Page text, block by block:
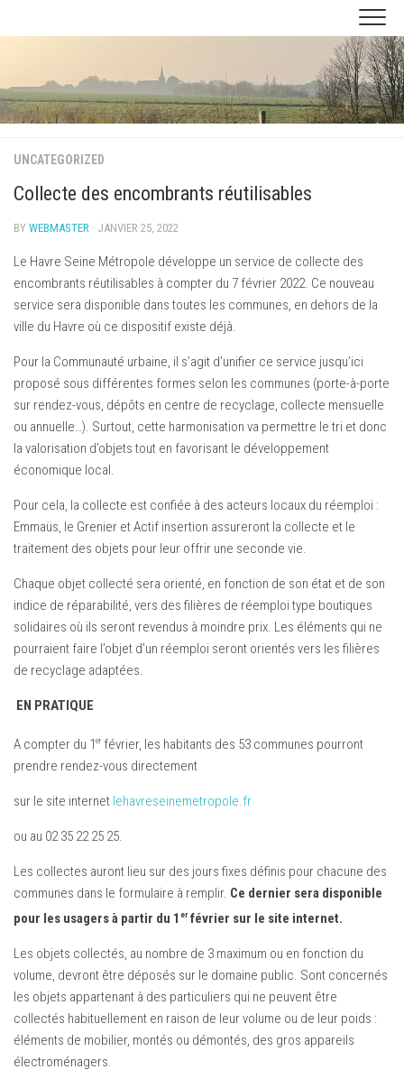
UNCATEGORIZED
Collecte des encombrants réutilisables
BY WEBMASTER · JANVIER 25, 2022
Le Havre Seine Métropole développe un service de collecte des
encombrants réutilisables à compter du 7 février 2022. Ce nouveau
service sera disponible dans toutes les communes, en dehors de la
ville du Havre où ce dispositif existe déjà.
Pour la Communauté urbaine, il s’agit d’unifier ce service jusqu’ici
proposé sous différentes formes selon les communes (porte-à-porte
sur rendez-vous, dépôts en centre de recyclage, collecte mensuelle
ou annuelle…). Surtout, cette harmonisation va permettre le tri et donc
la valorisation d’objets tout en favorisant le développement
économique local.
Pour cela, la collecte est confiée à des acteurs locaux du réemploi :
Emmaüs, le Grenier et Actif insertion assureront la collecte et le
traitement des objets pour leur offrir une seconde vie.
Chaque objet collecté sera orienté, en fonction de son état et de son
indice de réparabilité, vers des filières de réemploi type boutiques
solidaires où ils seront revendus à moindre prix. Les éléments qui ne
pourraient faire l’objet d’un réemploi seront orientés vers les filières
de recyclage adaptées.
EN PRATIQUE
A compter du 1er février, les habitants des 53 communes pourront
prendre rendez-vous directement
sur le site internet lehavreseinemetropole.fr
ou au 02 35 22 25 25.
Les collectes auront lieu sur des jours fixes définis pour chacune des
communes dans le formulaire à remplir. Ce dernier sera disponible
pour les usagers à partir du 1 erfévrier sur le site internet.
Les objets collectés, au nombre de 3 maximum ou en fonction du
volume, devront être déposés sur le domaine public. Sont concernés
les objets appartenant à des particuliers qui ne peuvent être
collectés habituellement en raison de leur volume ou de leur poids :
éléments de mobilier, montés ou démontés, des gros appareils
électroménagers.